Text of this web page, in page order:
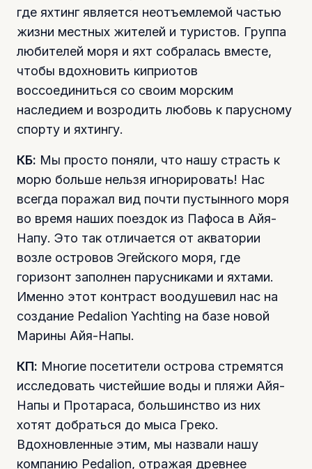
где яхтинг является неотъемлемой частью
жизни местных жителей и туристов. Группа
любителей моря и яхт собралась вместе,
чтобы вдохновить киприотов
воссоединиться со своим морским
наследием и возродить любовь к парусному
спорту и яхтингу.
КБ: Мы просто поняли, что нашу страсть к
морю больше нельзя игнорировать! Нас
всегда поражал вид почти пустынного моря
во время наших поездок из Пафоса в Айя-
Напу. Это так отличается от акватории
возле островов Эгейского моря, где
горизонт заполнен парусниками и яхтами.
Именно этот контраст воодушевил нас на
создание Pedalion Yachting на базе новой
Марины Айя-Напы.
КП: Многие посетители острова стремятся
исследовать чистейшие воды и пляжи Айя-
Напы и Протараса, большинство из них
хотят добраться до мыса Греко.
Вдохновленные этим, мы назвали нашу
компанию Pedalion, отражая древнее